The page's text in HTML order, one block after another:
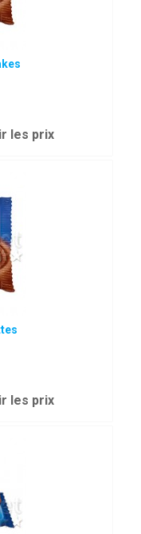
les prix
les prix